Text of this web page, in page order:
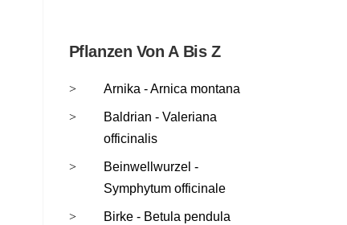
Pflanzen Von A Bis Z
Arnika - Arnica montana
Baldrian - Valeriana
officinalis
Beinwellwurzel -
Symphytum officinale
Birke - Betula pendula